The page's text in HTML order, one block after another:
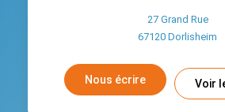
27 Grand Rue
67120 Dorlisheim
Nous écrire Voir